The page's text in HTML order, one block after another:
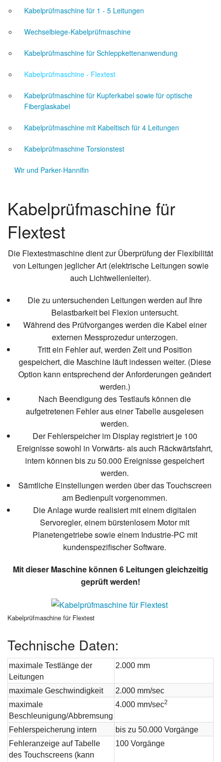
Kabelprüfmaschine für 1 - 5 Leitungen
Wechselbiege-Kabelprüfmaschine
Kabelprüfmaschine für Schleppkettenanwendung
Kabelprüfmaschine - Flextest
Kabelprüfmaschine für Kupferkabel sowie für optische
Fiberglaskabel
Kabelprüfmaschine mit Kabeltisch für 4 Leitungen
Kabelprüfmaschine Torsionstest
Wir und Parker-Hannifin
Kabelprüfmaschine für
Flextest
Die Flextestmaschine dient zur Überprüfung der Flexibilität
von Leitungen jeglicher Art (elektrische Leitungen sowie
auch Lichtwellenleiter).
Die zu untersuchenden Leitungen werden auf Ihre
Belastbarkeit bei Flexion untersucht.
Während des Prüfvorganges werden die Kabel einer
externen Messprozedur unterzogen.
Tritt ein Fehler auf, werden Zeit und Position
gespeichert, die Maschine läuft indessen weiter. (Diese
Option kann entsprechend der Anforderungen geändert
werden.)
Nach Beendigung des Testlaufs können die
aufgetretenen Fehler aus einer Tabelle ausgelesen
werden.
Der Fehlerspeicher im Display registriert je 100
Ereignisse sowohl in Vorwärts- als auch Räckwärtsfahrt,
intern können bis zu 50.000 Ereignisse gespeichert
werden.
Sämtliche Einstellungen werden über das Touchscreen
am Bedienpult vorgenommen.
Die Anlage wurde realisiert mit einem digitalen
Servoregler, einem bürstenlosem Motor mit
Planetengetriebe sowie einem Industrie-PC mit
kundenspezifischer Software.
Mit dieser Maschine können 6 Leitungen gleichzeitig
geprüft werden!
Kabelprüfmaschine für Flextest
Technische Daten:
maximale Testlänge der
Leitungen
2.000 mm
maximale Geschwindigkeit
2.000 mm/sec
maximale
Beschleunigung/Abbremsung
4.000 mm/sec2
Fehlerspeicherung intern
bis zu 50.000 Vorgänge
Fehleranzeige auf Tabelle
des Touchscreens (kann
100 Vorgänge